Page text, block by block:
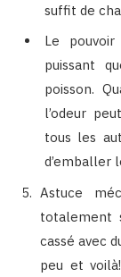
suffit de
Le
puissant
poisson.
l’odeur
tous les
d’emballer
Astuce
totalement
cassé avec
peu et